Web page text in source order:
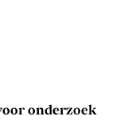
onderzoek